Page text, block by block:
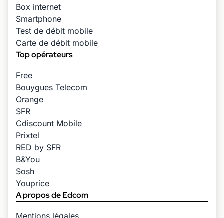
Box internet
Smartphone
Test de débit mobile
Carte de débit mobile
Top opérateurs
Free
Bouygues Telecom
Orange
SFR
Cdiscount Mobile
Prixtel
RED by SFR
B&You
Sosh
Youprice
A propos de Edcom
Mentions légales